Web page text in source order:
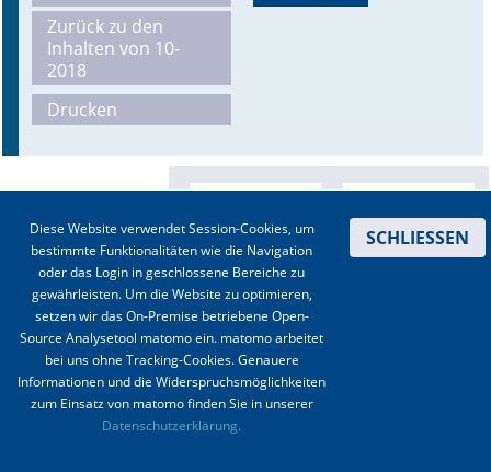
Online First
A&I English
Mediadaten
Autoren-Service
Stellenmarkt
Kongresskalender
Zurück zu den
Inhalten von 10-
2018
Drucken
Impressum Datenschutz
Diese Website verwendet Session-Cookies, um
bestimmte Funktionalitäten wie die Navigation
oder das Login in geschlossene Bereiche zu
gewährleisten. Um die Website zu optimieren,
setzen wir das On-Premise betriebene Open-
Source Analysetool matomo ein. matomo arbeitet
bei uns ohne Tracking-Cookies. Genauere
Informationen und die Widerspruchsmöglichkeiten
zum Einsatz von matomo finden Sie in unserer
Datenschutzerklärung.
SCHLIESSEN